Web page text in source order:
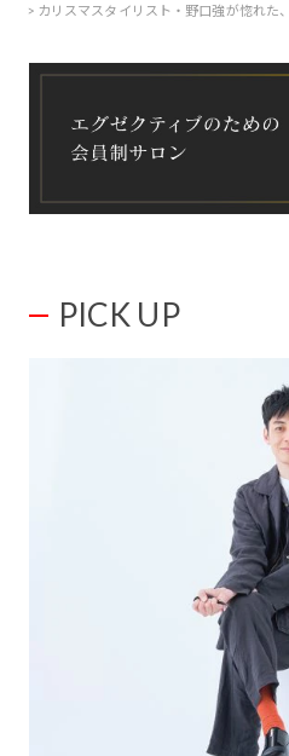
カリスマスタイリスト・野口強が惚れた
PICK UP